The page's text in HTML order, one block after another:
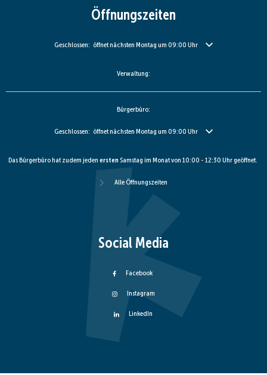
Öffnungszeiten
Klicken, um weitere Öffnungs- oder Schließzeiten auszublenden
Geschlossen: öffnet nächsten Montag um 09:00 Uhr
Verwaltung:
Bürgerbüro:
Klicken, um weitere Öffnungs- oder Schließzeiten auszublenden
Geschlossen: öffnet nächsten Montag um 09:00 Uhr
Das Bürgerbüro hat zudem jeden erstenSamstag im Monat von 10:00 - 12:30 Uhr geöffnet.
Alle Öffnungszeiten
Social Media
Facebook
Instagram
LinkedIn